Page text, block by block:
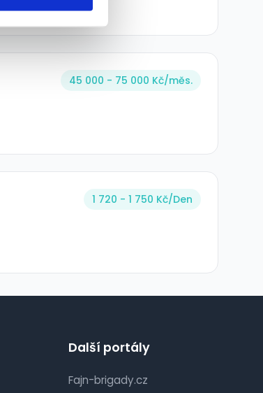
45 000 - 75 000 Kč/měs.
1 720 - 1 750 Kč/Den
Další portály
Fajn-brigady.cz